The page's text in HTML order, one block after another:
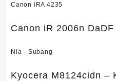
Canon iRA 4235
Canon iR 2006n
Nia - Subang
Kyocera M8124cidn –